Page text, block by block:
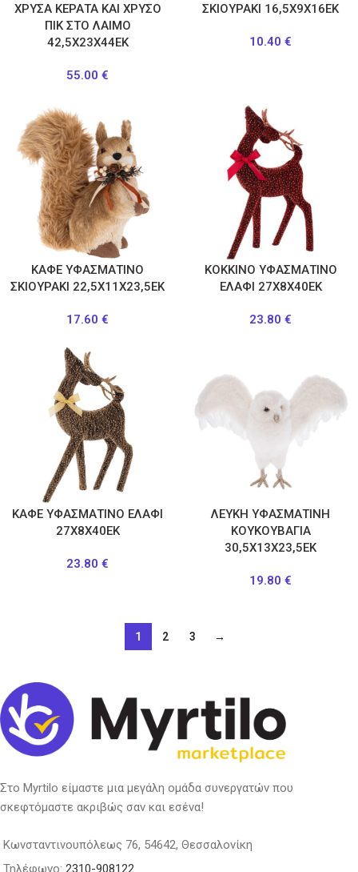
ΧΡΥΣΑ ΚΕΡΑΤΑ KAI ΧΡΥΣΟ
ΠΙΚ ΣΤΟ ΛΑΙΜΟ
42,5Χ23Χ44ΕΚ
55.00 €
ΣΚΙΟΥΡΑΚΙ 16,5Χ9Χ16ΕΚ
10.40 €
ΚΑΦΕ ΥΦΑΣΜΑΤΙΝΟ
ΣΚΙΟΥΡΑΚΙ 22,5Χ11Χ23,5ΕΚ
17.60 €
ΚΟΚΚΙΝΟ ΥΦΑΣΜΑΤΙΝΟ
ΕΛΑΦΙ 27Χ8Χ40ΕΚ
23.80 €
ΚΑΦΕ ΥΦΑΣΜΑΤΙΝΟ ΕΛΑΦΙ
27Χ8Χ40ΕΚ
23.80 €
ΛΕΥΚΗ ΥΦΑΣΜΑΤΙΝΗ
ΚΟΥΚΟΥΒΑΓΙΑ
30,5X13X23,5ΕΚ
19.80 €
1 2 3 →
Στο Myrtilo είμαστε μια μεγάλη ομάδα συνεργατών που
σκεφτόμαστε ακριβώς σαν και εσένα!
Κωνσταντινουπόλεως 76, 54642, Θεσσαλονίκη
Τηλέφωνο: 2310-908122